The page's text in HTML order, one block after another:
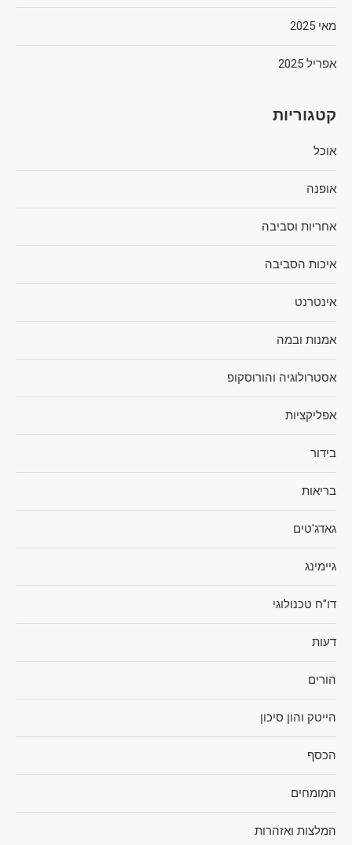
מאי 2025
אפריל 2025
קטגוריות
אוכל
אופנה
אחריות וסביבה
איכות הסביבה
אינטרנט
אמנות ובמה
אסטרולוגיה והורוסקופ
אפליקציות
בידור
בריאות
גאדג'טים
גיימינג
דו"ח טכנולוגי
דעות
הורים
הייטק והון סיכון
הכסף
המומחים
המלצות ואזהרות